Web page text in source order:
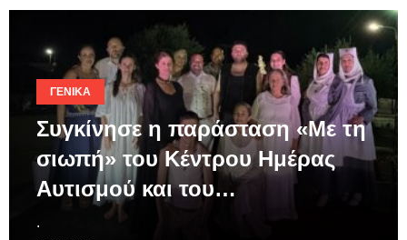
ΓΕΝΙΚΆ
Συγκίνησε η παράσταση «Με τη
σιωπή» του Κέντρου Ημέρας
Αυτισμού και του…
.